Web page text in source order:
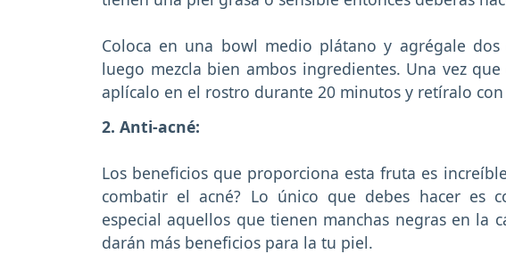
Coloca en una bowl medio plátano y agrégale
luego mezcla bien ambos ingredientes. Una vez
aplícalo en el rostro durante 20 minutos y retíralo
2. Anti-acné:
Los beneficios que proporciona esta fruta es
combatir el acné? Lo único que debes hacer es
especial aquellos que tienen manchas negras en la
darán más beneficios para la tu piel.